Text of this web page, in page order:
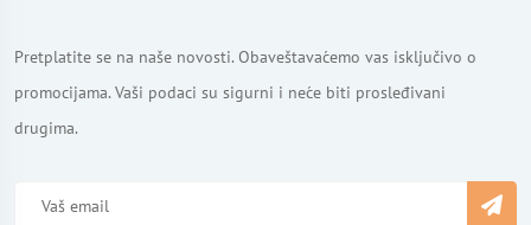
Pretplatite se na naše novosti. Obaveštavaćemo vas isključivo o
promocijama. Vaši podaci su sigurni i neće biti prosleđivani
drugima.